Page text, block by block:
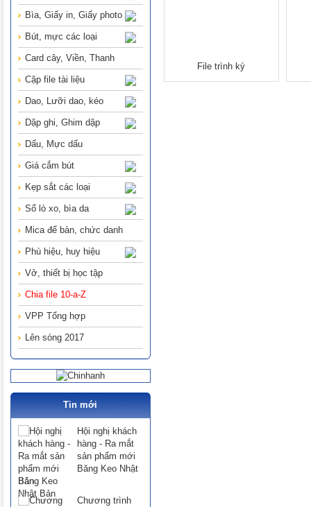
Bìa, Giấy in, Giấy photo
Bút, mực các loại
Card cây, Viền, Thanh
Cặp file tài liệu
Dao, Lưỡi dao, kéo
Dập ghi, Ghim dập
Dấu, Mực dấu
Giá cắm bút
Kẹp sắt các loại
Sổ lò xo, bìa da
Mica để bàn, chức danh
Phù hiệu, huy hiệu
Vở, thiết bị học tập
Chia file 10-a-Z
VPP Tổng hợp
Lên sóng 2017
Tin mới
Hội nghị khách
hàng - Ra mắt
sản phẩm mới
Băng Keo Nhật
Bản
Chương trình
File trình ký